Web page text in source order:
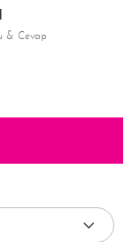
& Cevap